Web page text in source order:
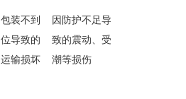
包装不到
位导致的
运输损坏
因防护不足导
致的震动、受
潮等损伤